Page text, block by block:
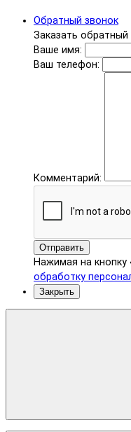
Обратный звонок
Заказать обратный
Ваше имя:
Ваш телефон:
Комментарий:
Отправить
Нажимая на кнопку
обработку
Закрыть